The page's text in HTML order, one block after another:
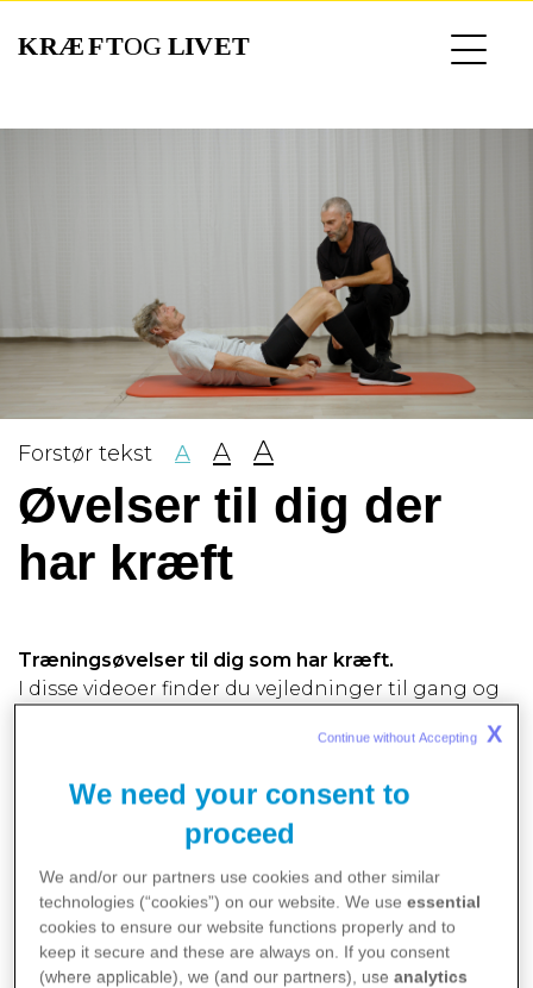
til
Forstør tekst A A A
Øvelser til dig der
har kræft
Træningsøvelser til dig som har kræft.
I disse videoer finder du vejledninger til gang og
mavemuskler samt din generelle fysiske funktion.
kræftpatienter. Det styrker kroppen før eller efter
et behandlingsforløb – og mange oplever også,
Disse korte og simple træningsfilm er udarbejdet
med to fysioterapeuter, og kan bruges, uanset
hvilken kræfttype du har.
We need your consent to
proceed
We and/or our partners use cookies and other similar
technologies (“cookies”) on our website. We useessential
cookies to ensure our website functions properly and to
keep it secure and these are always on. If you consent
(where applicable), we (and our partners), useanalytics
Continue without Accepting X